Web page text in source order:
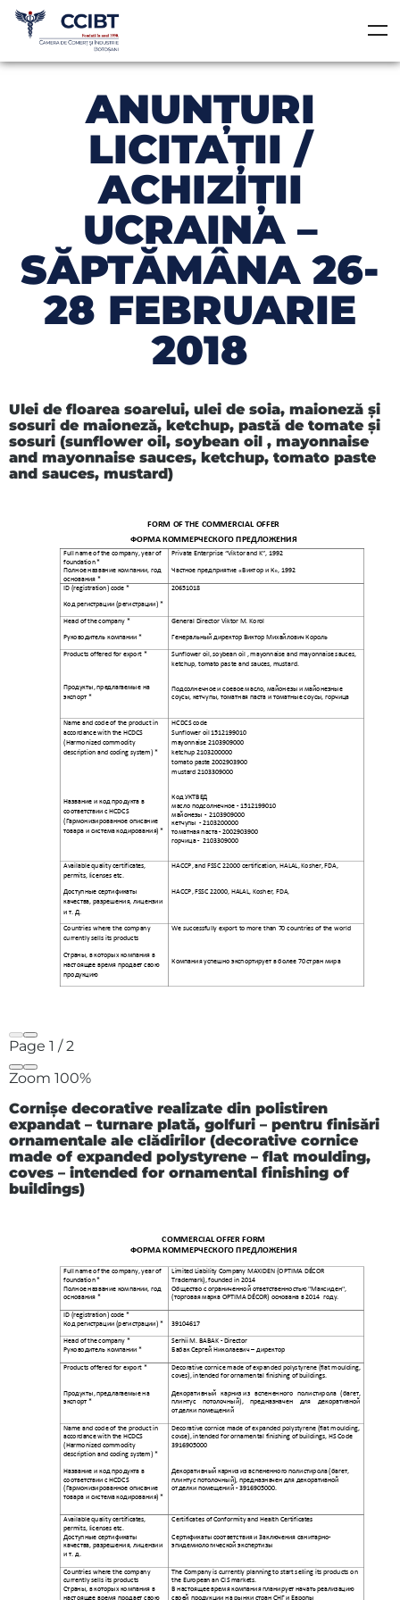
ANUNȚURI
LICITAȚII /
ACHIZIȚII
UCRAINA –
SĂPTĂMÂNA 26-
28 FEBRUARIE
2018
Ulei de floarea soarelui, ulei de soia, maioneză și
sosuri de maioneză, ketchup, pastă de tomate și
sosuri (sunflower oil, soybean oil , mayonnaise
and mayonnaise sauces, ketchup, tomato paste
and sauces, mustard)
Page 1 /2
Zoom 100%
Cornișe decorative realizate din polistiren
expandat – turnare plată, golfuri – pentru finisări
ornamentale ale clădirilor (decorative cornice
made of expanded polystyrene – flat moulding,
coves – intended for ornamental finishing of
buildings)